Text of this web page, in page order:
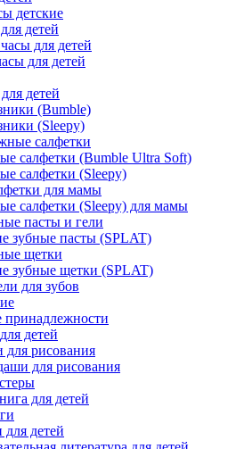
детские
детей
для детей
для детей
детей
(Bumble)
(Sleepy)
салфетки
салфетки (Bumble Ultra Soft)
салфетки (Sleepy)
для мамы
салфетки (Sleepy) для мамы
пасты и гели
зубные пасты (SPLAT)
щетки
зубные щетки (SPLAT)
для зубов
детей
для рисования
для рисования
для детей
для детей